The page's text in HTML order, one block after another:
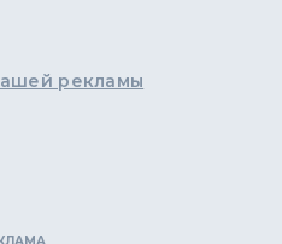
рекламы